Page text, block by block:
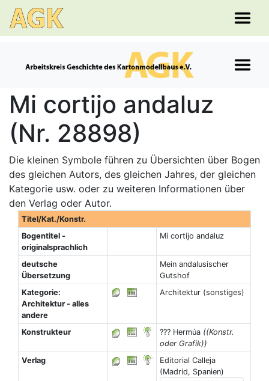
Mi cortijo andaluz
(Nr. 28898)
Die kleinen Symbole führen zu Übersichten über Bogen
des gleichen Autors, des gleichen Jahres, der gleichen
Kategorie usw. oder zu weiteren Informationen über
den Verlag oder Autor.
Titel/Kat./Konstr.
Bogentitel -
originalsprachlich
Mi cortijo andaluz
deutsche
Übersetzung
Mein andalusischer
Gutshof
Kategorie:
Architektur - alles
andere
Architektur (sonstiges)
Konstrukteur ??? Hermúa ((Konstr.
oder Grafik))
Verlag
Editorial Calleja
(Madrid, Spanien)